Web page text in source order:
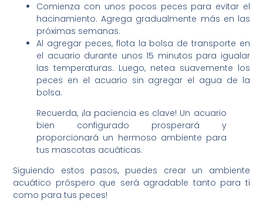
Comienza con unos pocos peces para evitar el
hacinamiento. Agrega gradualmente más en las
próximas semanas.
Al agregar peces, flota la bolsa de transporte en
el acuario durante unos 15 minutos para igualar
las temperaturas. Luego, netea suavemente los
peces en el acuario sin agregar el agua de la
bolsa.
Recuerda, ¡la paciencia es clave! Un acuario
bien configurado prosperará y
proporcionará un hermoso ambiente para
tus mascotas acuáticas.
Siguiendo estos pasos, puedes crear un ambiente
acuático próspero que será agradable tanto para ti
como para tus peces!